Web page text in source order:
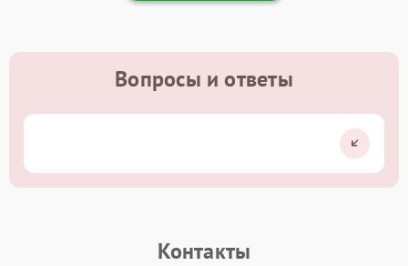
Вопросы и ответы
Контакты